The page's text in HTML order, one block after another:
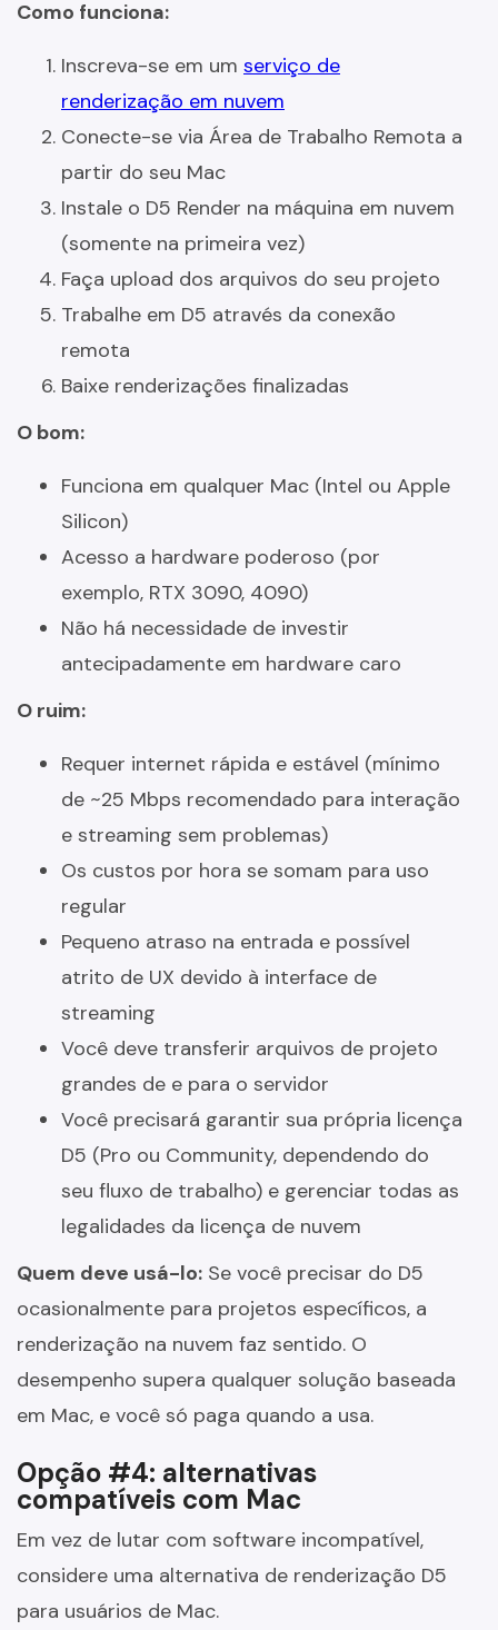
Como funciona:
Inscreva-se em um serviço de
renderização em nuvem
Conecte-se via Área de Trabalho Remota a
partir do seu Mac
Instale o D5 Render na máquina em nuvem
(somente na primeira vez)
Faça upload dos arquivos do seu projeto
Trabalhe em D5 através da conexão
remota
Baixe renderizações finalizadas
O bom:
Funciona em qualquer Mac (Intel ou Apple
Silicon)
Acesso a hardware poderoso (por
exemplo, RTX 3090, 4090)
Não há necessidade de investir
antecipadamente em hardware caro
O ruim:
Requer internet rápida e estável (mínimo
de ~25 Mbps recomendado para interação
e streaming sem problemas)
Os custos por hora se somam para uso
regular
Pequeno atraso na entrada e possível
atrito de UX devido à interface de
streaming
Você deve transferir arquivos de projeto
grandes de e para o servidor
Você precisará garantir sua própria licença
D5 (Pro ou Community, dependendo do
seu fluxo de trabalho) e gerenciar todas as
legalidades da licença de nuvem
Quem deve usá-lo: Se você precisar do D5
ocasionalmente para projetos específicos, a
renderização na nuvem faz sentido. O
desempenho supera qualquer solução baseada
em Mac, e você só paga quando a usa.
Opção #4: alternativas
compatíveis com Mac
Em vez de lutar com software incompatível,
considere uma alternativa de renderização D5
para usuários de Mac.